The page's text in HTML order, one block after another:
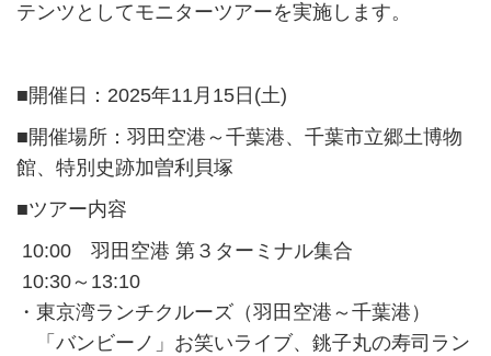
テンツとしてモニターツアーを実施します。
■開催日：2025年11月15日(土)
■開催場所：羽田空港～千葉港、千葉市立郷土博物
館、特別史跡加曽利貝塚
■ツアー内容
10:00 羽田空港 第３ターミナル集合
10:30～13:10
・東京湾ランチクルーズ（羽田空港～千葉港）
「バンビーノ」お笑いライブ、銚子丸の寿司ラン